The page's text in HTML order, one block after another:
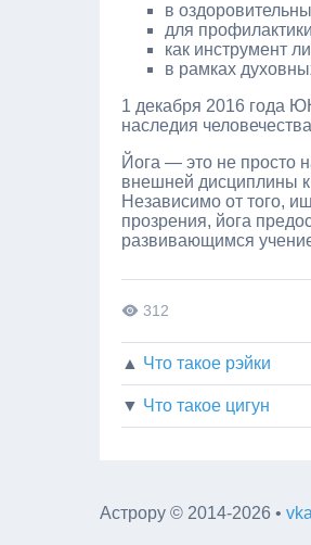
в
для
как инструмент
в рамках
1 декабря 2016 года
наследия
Йога — это не просто
внешней дисциплины к
Независимо от того,
прозрения, йога
развивающимся
312
▲ Что такое рэйки
▼ Что такое цигун
Астрору © 2014-2026 •